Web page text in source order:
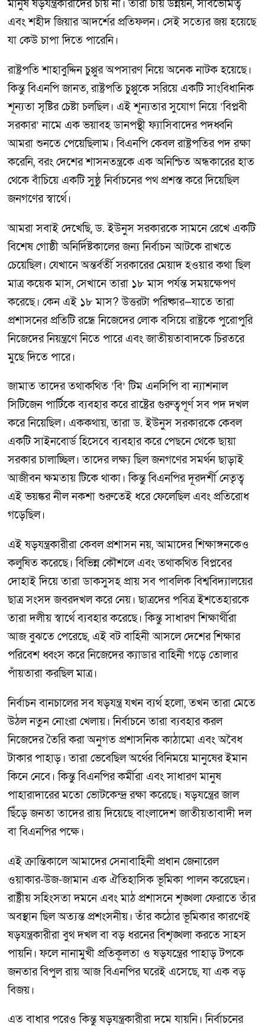
মানুষ ষড়যন্ত্রকারীদের চায় না। তারা চায় উন্নয়ন, সার্বভৌমত্ব
এবং শহীদ জিয়ার আদর্শের প্রতিফলন। সেই সত্যের জয় হয়েছে
যা কেউ চাপা দিতে পারেনি।
রাষ্ট্রপতি শাহাবুদ্দিন চুপ্পুর অপসারণ নিয়ে অনেক নাটক হয়েছে।
কিন্তু বিএনপি জানত, রাষ্ট্রপতি চুপ্পুকে সরিয়ে একটি সাংবিধানিক
শূন্যতা সৃষ্টির চেষ্টা চলছিল। এই শূন্যতার সুযোগ নিয়ে ‘বিপ্লবী
সরকার’ নামে এক ভয়াবহ ডানপন্থী ফ্যাসিবাদের পদধ্বনি
আমরা শুনতে পেয়েছিলাম। বিএনপি কেবল রাষ্ট্রপতির পদ রক্ষা
করেনি, বরং দেশের শাসনতন্ত্রকে এক অনিশ্চিত অন্ধকারের হাত
থেকে বাঁচিয়ে একটি সুষ্ঠু নির্বাচনের পথ প্রশস্ত করে দিয়েছিল
জনগণের স্বার্থে।
আমরা সবাই দেখেছি, ড. ইউনুস সরকারকে সামনে রেখে একটি
বিশেষ গোষ্ঠী অনির্দিষ্টকালের জন্য নির্বাচন আটকে রাখতে
চেয়েছিল। যেখানে অন্তর্বর্তী সরকারের মেয়াদ হওয়ার কথা ছিল
মাত্র কয়েক মাস, সেখানে তারা ১৮ মাস পর্যন্ত সময়ক্ষেপণ
করেছে। কেন এই ১৮ মাস? উত্তরটা পরিষ্কার—যাতে তারা
প্রশাসনের প্রতিটি রন্ধ্রে নিজেদের লোক বসিয়ে রাষ্ট্রকে পুরোপুরি
নিজেদের নিয়ন্ত্রণে নিতে পারে এবং জাতীয়তাবাদকে চিরতরে
মুছে দিতে পারে।
জামাত তাদের তথাকথিত ‘বি’ টিম এনসিপি বা ন্যাশনাল
সিটিজেন পার্টিকে ব্যবহার করে রাষ্ট্রের গুরুত্বপূর্ণ সব পদ দখল
করে নিয়েছিল। এককথায়, তারা ড. ইউনুস সরকারকে কেবল
একটি সাইনবোর্ড হিসেবে ব্যবহার করে পেছনে থেকে ছায়া
সরকার চালাচ্ছিল। তাদের লক্ষ্য ছিল জনগণের সমর্থন ছাড়াই
আজীবন ক্ষমতায় টিকে থাকা। কিন্তু বিএনপির দূরদর্শী নেতৃত্ব
এই ভয়ঙ্কর নীল নকশা শুরুতেই ধরে ফেলেছিল এবং প্রতিরোধ
গড়েছিল।
এই ষড়যন্ত্রকারীরা কেবল প্রশাসন নয়, আমাদের শিক্ষাঙ্গনকেও
কলুষিত করেছে। বিভিন্ন কৌশলে এবং তথাকথিত বিপ্লবের
দোহাই দিয়ে তারা ডাকসুসহ প্রায় সব পাবলিক বিশ্ববিদ্যালয়ের
ছাত্র সংসদ জবরদখল করে নেয়। ছাত্রদের পবিত্র ইশতেহারকে
তারা দলীয় স্বার্থে ব্যবহার করেছে। কিন্তু সাধারণ শিক্ষার্থীরা
আজ বুঝতে পেরেছে, এই বট বাহিনী আসলে দেশের শিক্ষার
পরিবেশ ধ্বংস করে নিজেদের ক্যাডার বাহিনী গড়ে তোলার
পাঁয়তারা করছিল মাত্র।
নির্বাচন বানচালের সব ষড়যন্ত্র যখন ব্যর্থ হলো, তখন তারা মেতে
উঠল নতুন নোংরা খেলায়। নির্বাচনে তারা ব্যবহার করল
নিজেদের তৈরি করা অনুগত প্রশাসনিক কাঠামো এবং অবৈধ
টাকার পাহাড়। তারা ভেবেছিল অর্থের বিনিময়ে মানুষের ইমান
কিনে নেবে। কিন্তু বিএনপির কর্মীরা এবং সাধারণ মানুষ
পাহারাদারের মতো ভোটকেন্দ্র রক্ষা করেছে। ষড়যন্ত্রের জাল
ছিঁড়ে জনতা তাদের রায় দিয়েছে বাংলাদেশ জাতীয়তাবাদী দল
বা বিএনপির পক্ষে।
এই ক্রান্তিকালে আমাদের সেনাবাহিনী প্রধান জেনারেল
ওয়াকার-উজ-জামান এক ঐতিহাসিক ভূমিকা পালন করেছেন।
রাষ্ট্রীয় সহিংসতা দমনে এবং মাঠ প্রশাসনে শৃঙ্খলা ফেরাতে তাঁর
অবস্থান ছিল অত্যন্ত প্রশংসনীয়। তাঁর কঠোর ভূমিকার কারণেই
ষড়যন্ত্রকারীরা বুথ দখল বা বড় ধরনের বিশৃঙ্খলা করতে সাহস
পায়নি। ফলে নানামুখী প্রতিকূলতা ও ষড়যন্ত্রের পাহাড় টপকে
জনতার বিপুল রায় আজ বিএনপির ঘরেই এসেছে, যা এক বড়
বিজয়।
এত বাধার পরেও কিন্তু ষড়যন্ত্রকারীরা দমে যায়নি। নির্বাচনের